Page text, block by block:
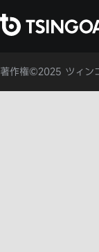
著作権©2025 ツィン